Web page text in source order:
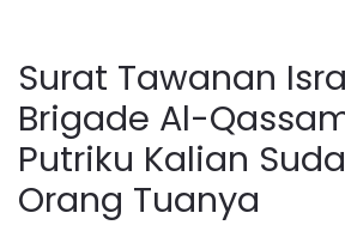
Surat Tawanan
Brigade Al-
Putriku Kalian
Orang Tuanya